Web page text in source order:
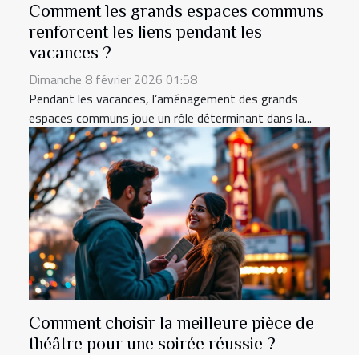
Comment les grands espaces communs
renforcent les liens pendant les
vacances ?
Dimanche 8 février 2026 01:58
Pendant les vacances, l’aménagement des grands
espaces communs joue un rôle déterminant dans la...
Comment choisir la meilleure pièce de
théâtre pour une soirée réussie ?